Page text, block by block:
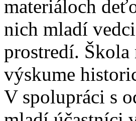
materiáloch
nich mladí
prostredí.
výskume
V spolupráci s